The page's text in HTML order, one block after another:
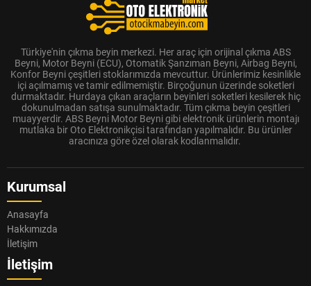
Türkiye'nin çıkma beyin merkezi. Her araç için orijinal çıkma ABS
Beyni, Motor Beyni (ECU), Otomatik Şanzıman Beyni, Airbag Beyni,
Konfor Beyni çeşitleri stoklarımızda mevcuttur. Ürünlerimiz kesinlikle
içi açılmamış ve tamir edilmemiştir. Birçoğunun üzerinde soketleri
durmaktadır. Hurdaya çıkan araçların beyinleri soketleri kesilerek hiç
dokunulmadan satışa sunulmaktadır. Tüm çıkma beyin çeşitleri
muayyerdir. ABS Beyni Motor Beyni gibi elektronik ürünlerin montajı
mutlaka bir Oto Elektronikçisi tarafından yapılmalıdır. Bu ürünler
aracınıza göre özel olarak kodlanmalıdır.
Kurumsal
Anasayfa
Hakkımızda
İletişim
İletişim